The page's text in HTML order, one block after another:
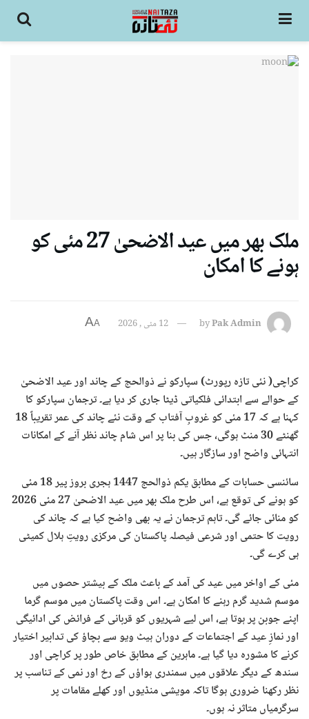
ملک بھر میں عید الاضحیٰ 27 مئی کو
ہونے کا امکان
byPak Admin 12 مئی , 2026 A
A
کراچی( نئی تازہ رپورٹ) سپارکو نے ذوالحج کے چاند اور عید الاضحیٰ
کے حوالے سے ابتدائی فلکیاتی ڈیٹا جاری کر دیا ہے۔ ترجمان سپارکو کا
کہنا ہے کہ 17 مئی کو غروبِ آفتاب کے وقت نئے چاند کی عمر تقریباً 18
گھنٹے 30 منٹ ہوگی، جس کی بنا پر اس شام چاند نظر آنے کے امکانات
انتہائی واضح اور سازگار ہیں۔
سائنسی حسابات کے مطابق یکم ذوالحج 1447 ہجری بروز پیر 18 مئی
کو ہونے کی توقع ہے، اس طرح ملک بھر میں عید الاضحیٰ 27 مئی 2026
کو منائی جائے گی۔ تاہم ترجمان نے یہ بھی واضح کیا ہے کہ چاند کی
رویت کا حتمی اور شرعی فیصلہ پاکستان کی مرکزی رویتِ ہلال کمیٹی
ہی کرے گی۔
مئی کے اواخر میں عید کی آمد کے باعث ملک کے بیشتر حصوں میں
موسم شدید گرم رہنے کا امکان ہے۔ اس وقت پاکستان میں موسم گرما
اپنے جوبن پر ہوتا ہے، اس لیے شہریوں کو قربانی کے فرائض کی ادائیگی
اور نمازِ عید کے اجتماعات کے دوران ہیٹ ویو سے بچاؤ کی تدابیر اختیار
کرنے کا مشورہ دیا گیا ہے۔ ماہرین کے مطابق خاص طور پر کراچی اور
سندھ کے دیگر علاقوں میں سمندری ہواؤں کے رخ اور نمی کے تناسب پر
نظر رکھنا ضروری ہوگا تاکہ مویشی منڈیوں اور کھلے مقامات پر
سرگرمیاں متاثر نہ ہوں۔